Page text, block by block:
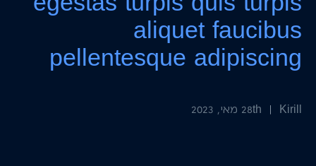
בקרת כשירות קבלני משנה מצפן
ליב״ה
בלוג
aliquet faucibus
pellentesque adipiscing
Kirill
| 28th מאי, 2023